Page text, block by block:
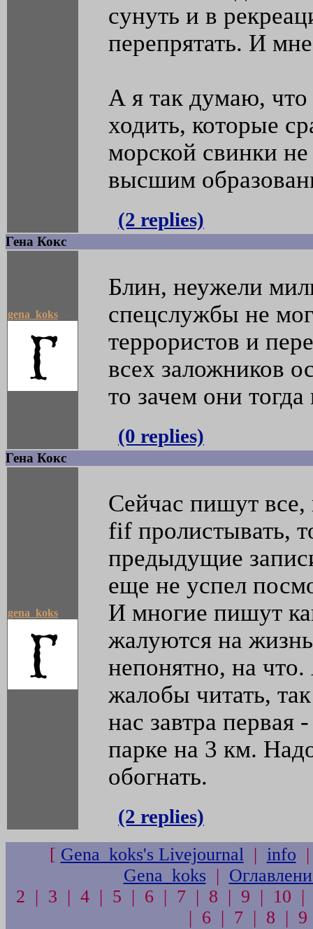
сунуть и в
перепрятать. И
А я так думаю, что
ходить, которые
морской свинки не
высшим
(2 replies)
Гена Кокс
gena_koks
Блин, неужели
спецслужбы не
террористов и
всех заложников
то зачем они
(0 replies)
Гена Кокс
gena_koks
Сейчас пишут
fif пролистывать,
предыдущие
еще не успел
И многие пишут
жалуются на
непонятно, на
жалобы читать,
нас завтра первая
парке на 3 км.
обогнать.
(2 replies)
[ Gena_koks's Livejournal| info
Gena_koks |
2 | 3 | 4 | 5 | 6 | 7 | 8 | 9 | 10 |
| 6 | 7 | 8 |